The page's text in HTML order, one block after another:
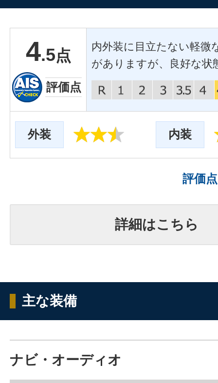
4.5点
評価点
内外装に目立たない軽微
がありますが、良好な状
外装 内装
評価
詳細はこちら
主な装備
ナビ・オーディオ